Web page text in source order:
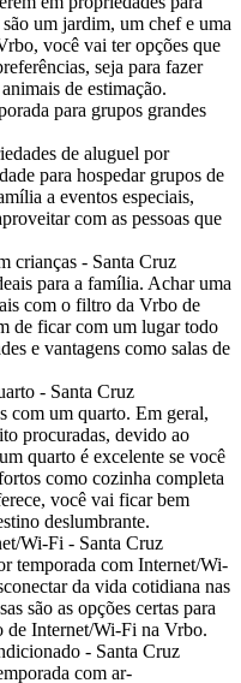
um jardim, um chef e uma
você vai ter opções que
seja para fazer
de estimação.
para grupos grandes
de aluguel por
para hospedar grupos de
a eventos especiais,
com as pessoas que
crianças - Santa Cruz
para a família. Achar uma
com o filtro da Vrbo de
de ficar com um lugar todo
e vantagens como salas de
- Santa Cruz
com um quarto. Em geral,
procuradas, devido ao
quarto é excelente se você
como cozinha completa
você vai ficar bem
deslumbrante.
Wi-Fi - Santa Cruz
temporada com Internet/Wi-
da vida cotidiana nas
são as opções certas para
de Internet/Wi-Fi na Vrbo.
- Santa Cruz
com ar-